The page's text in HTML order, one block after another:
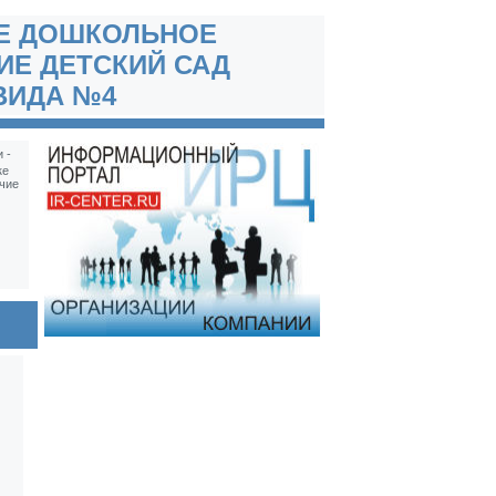
ДОШКОЛЬНОЕ
ДЕТСКИЙ САД
№4
-